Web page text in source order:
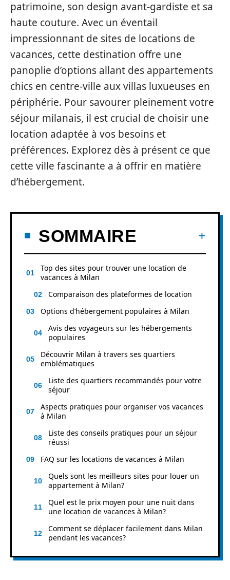
patrimoine, son design avant-gardiste et sa
haute couture. Avec un éventail
impressionnant de sites de locations de
vacances, cette destination offre une
panoplie d’options allant des appartements
chics en centre-ville aux villas luxueuses en
périphérie. Pour savourer pleinement votre
séjour milanais, il est crucial de choisir une
location adaptée à vos besoins et
préférences. Explorez dès à présent ce que
cette ville fascinante a à offrir en matière
d’hébergement.
SOMMAIRE
Top des sites pour trouver une location de
vacances à Milan
Comparaison des plateformes de location
Options d’hébergement populaires à Milan
Avis des voyageurs sur les hébergements
populaires
Découvrir Milan à travers ses quartiers
emblématiques
Liste des quartiers recommandés pour votre
séjour
Aspects pratiques pour organiser vos vacances
à Milan
Liste des conseils pratiques pour un séjour
réussi
FAQ sur les locations de vacances à Milan
Quels sont les meilleurs sites pour louer un
appartement à Milan?
Quel est le prix moyen pour une nuit dans
une location de vacances à Milan?
Comment se déplacer facilement dans Milan
pendant les vacances?